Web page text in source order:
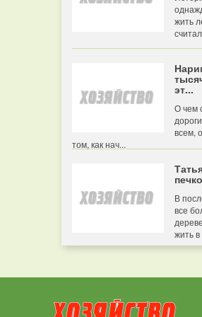
жить
эт...
О чем
всем,
том, как нач...
В
все
жить